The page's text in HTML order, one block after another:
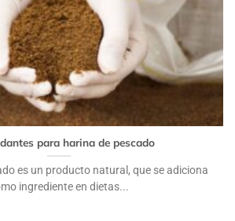
para harina de pescado
es un producto natural, que se adiciona
ingrediente en dietas...